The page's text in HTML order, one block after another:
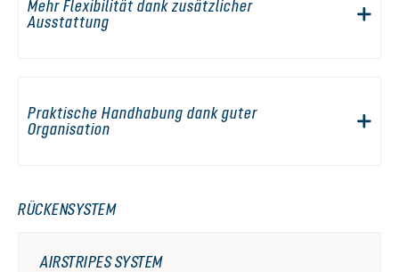
Mehr Flexibilität dank zusätzlicher
Ausstattung
Praktische Handhabung dank guter
Organisation
RÜCKENSYSTEM
AIRSTRIPES SYSTEM